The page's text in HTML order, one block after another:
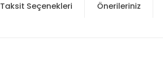
Taksit Seçenekleri Önerileriniz